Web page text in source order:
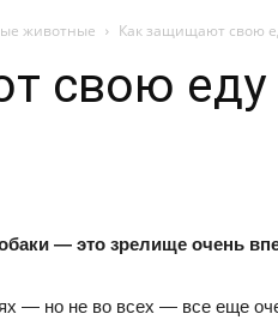
животные Как защищают свою
свою еду
— это зрелище очень
— но не во всех — все еще